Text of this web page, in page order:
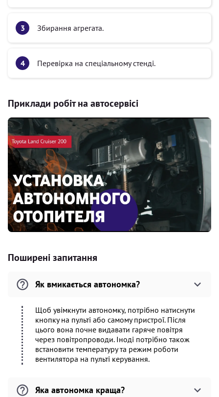
Збирання агрегата.
Перевірка на спеціальному стенді.
Приклади робіт на автосервісі
Поширені запитання
Як вмикається автономка?
Щоб увімкнути автономку, потрібно натиснути
кнопку на пульті або самому пристрої. Після
цього вона почне видавати гаряче повітря
через повітропроводи. Іноді потрібно також
встановити температуру та режим роботи
вентилятора на пульті керування.
Яка автономка краща?